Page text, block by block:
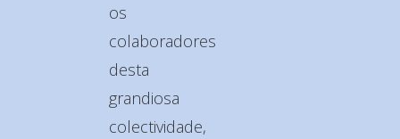
os
colaboradores
desta
grandiosa
colectividade,